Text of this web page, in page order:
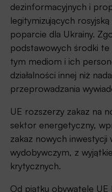
dezinformacyjnych i
legitymizujących
poparcie dla Ukrainy.
podstawowych środki te
tym mediom i ich
działalności innej niż
przeprowadzania
UE rozszerzy zakaz na
sektor energetyczny,
zakaz nowych
wydobywczym, z
krytycznych.
Od piątku obywatele UE